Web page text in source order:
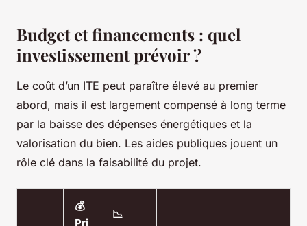
Budget et financements : quel
investissement prévoir ?
Le coût d’un ITE peut paraître élevé au premier
abord, mais il est largement compensé à long terme
par la baisse des dépenses énergétiques et la
valorisation du bien. Les aides publiques jouent un
rôle clé dans la faisabilité du projet.
💰
Pri
📉